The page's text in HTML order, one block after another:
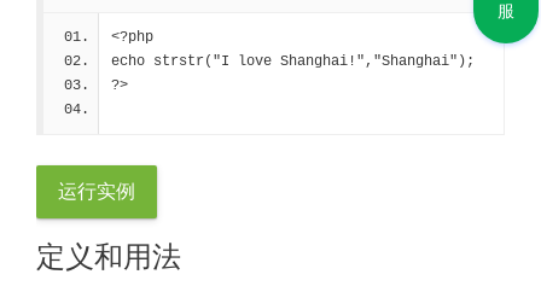
<?php
echo strstr("I love Shanghai!","Shanghai");
?>
运行实例
定义和用法
服